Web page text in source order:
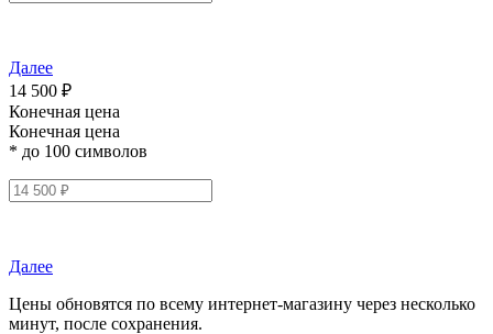
Далее
14 500 ₽
Конечная цена
Конечная цена
* до 100 символов
Далее
Цены обновятся по всему интернет-магазину через несколько
минут, после сохранения.